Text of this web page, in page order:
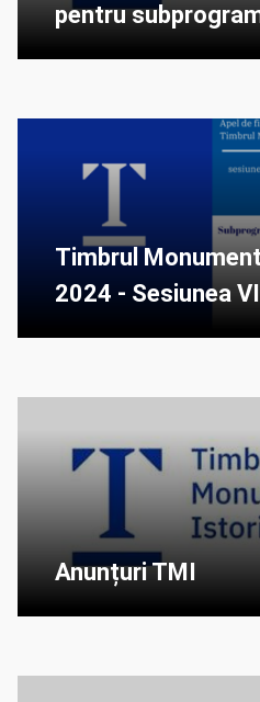
pentru
Timbrul
2024 - Sesiunea
Anunțuri TMI